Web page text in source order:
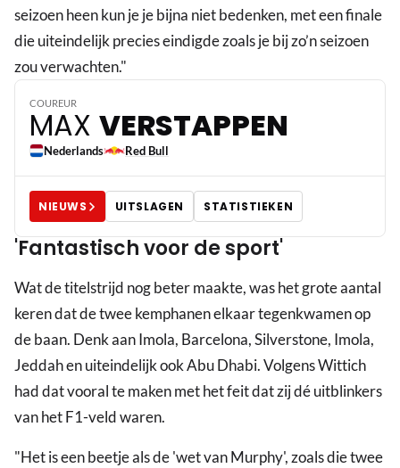
seizoen heen kun je je bijna niet bedenken, met een finale
die uiteindelijk precies eindigde zoals je bij zo’n seizoen
zou verwachten."
COUREUR
MAX VERSTAPPEN
Nederlands Red Bull 3
NIEUWS UITSLAGEN STATISTIEKEN
'Fantastisch voor de sport'
Wat de titelstrijd nog beter maakte, was het grote aantal
keren dat de twee kemphanen elkaar tegenkwamen op
de baan. Denk aan Imola, Barcelona, Silverstone, Imola,
Jeddah en uiteindelijk ook Abu Dhabi. Volgens Wittich
had dat vooral te maken met het feit dat zij dé uitblinkers
van het F1-veld waren.
"Het is een beetje als de 'wet van Murphy', zoals die twee